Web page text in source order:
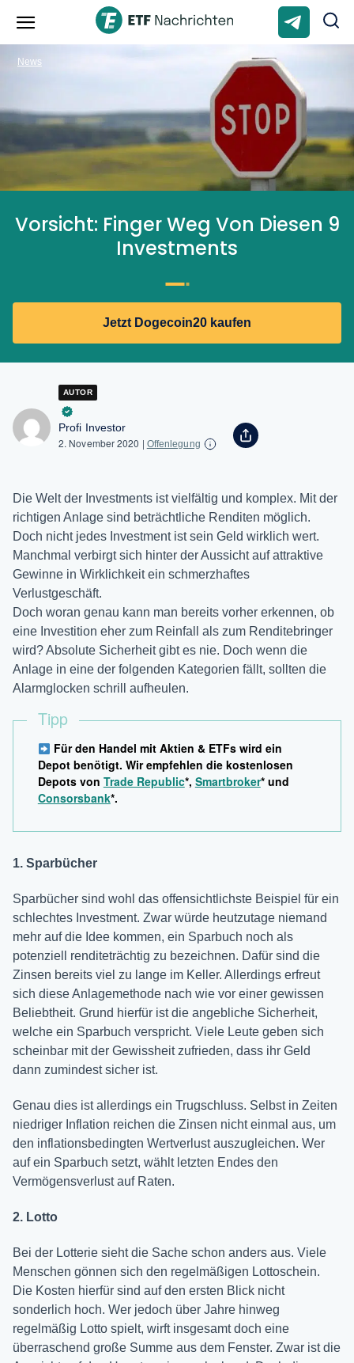
Vorsicht: Finger Weg Von Diesen 9
Investments
Jetzt Dogecoin20 kaufen
News
AUTOR
Profi Investor
2. November 2020 | Offenlegung
Die Welt der Investments ist vielfältig und komplex. Mit der
richtigen Anlage sind beträchtliche Renditen möglich.
Doch nicht jedes Investment ist sein Geld wirklich wert.
Manchmal verbirgt sich hinter der Aussicht auf attraktive
Gewinne in Wirklichkeit ein schmerzhaftes
Verlustgeschäft.
Doch woran genau kann man bereits vorher erkennen, ob
eine Investition eher zum Reinfall als zum Renditebringer
wird? Absolute Sicherheit gibt es nie. Doch wenn die
Anlage in eine der folgenden Kategorien fällt, sollten die
Alarmglocken schrill aufheulen.
Tipp
Für den Handel mit Aktien & ETFs wird ein
Depot benötigt. Wir empfehlen die kostenlosen
Depots von Trade Republic*, Smartbroker* und
Consorsbank*.
1. Sparbücher
Sparbücher sind wohl das offensichtlichste Beispiel für ein
schlechtes Investment. Zwar würde heutzutage niemand
mehr auf die Idee kommen, ein Sparbuch noch als
potenziell renditeträchtig zu bezeichnen. Dafür sind die
Zinsen bereits viel zu lange im Keller. Allerdings erfreut
sich diese Anlagemethode nach wie vor einer gewissen
Beliebtheit. Grund hierfür ist die angebliche Sicherheit,
welche ein Sparbuch verspricht. Viele Leute geben sich
scheinbar mit der Gewissheit zufrieden, dass ihr Geld
dann zumindest sicher ist.
Genau dies ist allerdings ein Trugschluss. Selbst in Zeiten
niedriger Inflation reichen die Zinsen nicht einmal aus, um
den inflationsbedingten Wertverlust auszugleichen. Wer
auf ein Sparbuch setzt, wählt letzten Endes den
Vermögensverlust auf Raten.
2. Lotto
Bei der Lotterie sieht die Sache schon anders aus. Viele
Menschen gönnen sich den regelmäßigen Lottoschein.
Die Kosten hierfür sind auf den ersten Blick nicht
sonderlich hoch. Wer jedoch über Jahre hinweg
regelmäßig Lotto spielt, wirft insgesamt doch eine
überraschend große Summe aus dem Fenster. Zwar ist die